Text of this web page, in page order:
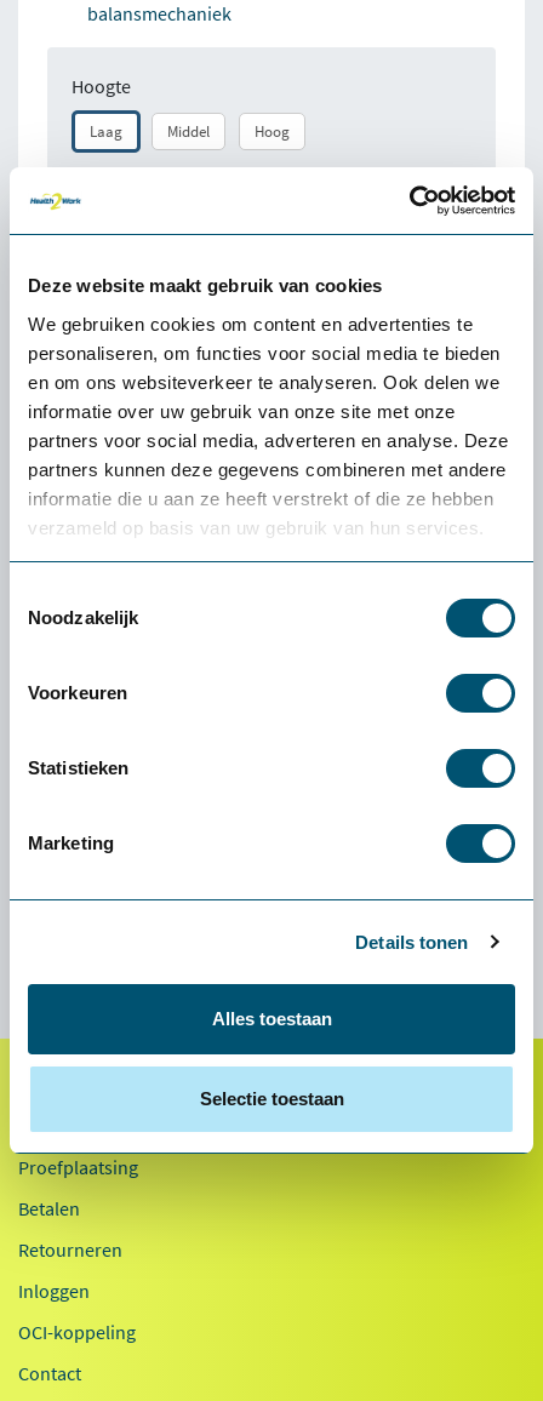
Deze website maakt gebruik van cookies
We gebruiken cookies om content en advertenties te
personaliseren, om functies voor social media te bieden
en om ons websiteverkeer te analyseren. Ook delen we
informatie over uw gebruik van onze site met onze
partners voor social media, adverteren en analyse. Deze
partners kunnen deze gegevens combineren met andere
informatie die u aan ze heeft verstrekt of die ze hebben
verzameld op basis van uw gebruik van hun services.
Noodzakelijk
Voorkeuren
Statistieken
Marketing
Details tonen
Alles toestaan
Selectie toestaan
balansmechaniek
Hoogte
Laag Middel Hoog
Direct bestellen
100% tevredenheidgarantie
Snelle levering uit voorraad
4.5
Omschrijving @home Office Amazone
balans zadelkruk (€422,29 incl. BTW)
Amazone ergonomische zadelkruk is een zit-stahulp met een
zadelvormige zitting. Dit model bevordert een actieve
Klantenservice
Proefplaatsing
Betalen
Retourneren
Inloggen
OCI-koppeling
Contact